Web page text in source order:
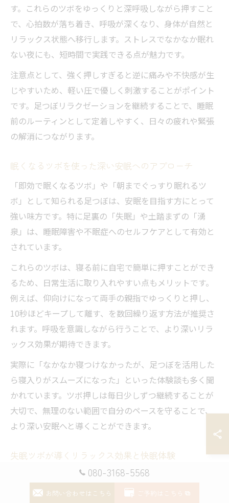
す。これらのツボをゆっくりと深呼吸しながら押すこと
で、心拍数が落ち着き、呼吸が深くなり、身体が自然と
リラックス状態へ移行します。ストレスでなかなか眠れ
ない夜にも、短時間で実践できる点が魅力です。
注意点として、強く押しすぎると逆に痛みや不快感が生
じやすいため、軽い圧で優しく刺激することがポイント
です。足つぼリラクゼーションを継続することで、睡眠
前のルーティンとして定着しやすく、日々の疲れや緊張
の解消につながります。
眠くなるツボを使った深い安眠へのアプローチ
「即効で眠くなるツボ」や「朝までぐっすり眠れるツ
ボ」として知られる足つぼは、安眠を目指す方にとって
強い味方です。特に足裏の「失眠」や土踏まずの「湧
泉」は、睡眠障害や不眠症へのセルフケアとして有効と
されています。
これらのツボは、寝る前に自宅で簡単に押すことができ
るため、日常生活に取り入れやすい点もメリットです。
例えば、仰向けになって両手の親指でゆっくりと押し、
10秒ほどキープして離す、を数回繰り返す方法が推奨さ
れます。呼吸を意識しながら行うことで、より深いリラ
ックス効果が期待できます。
実際に「なかなか寝つけなかったが、足つぼを活用した
ら寝入りがスムーズになった」といった体験談も多く聞
かれています。ツボ押しは毎日少しずつ継続することが
大切で、無理のない範囲で自分のペースを守ることで、
より深い安眠へと導くことができます。
失眠ツボが導くリラックス効果と快眠体験
足裏のかかと付近に位置する「失眠」は、特に睡眠障害
や不眠症の方に推奨される代表的なツボです。この「失
080-3168-5568
お問い合わせはこちら ご予約はこちら